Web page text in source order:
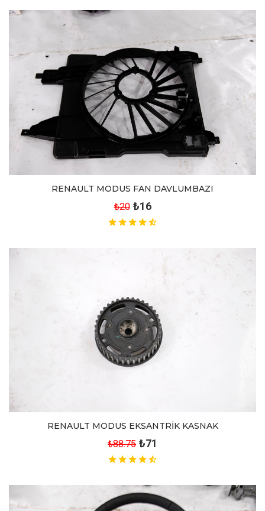
RENAULT MODUS FAN DAVLUMBAZI
₺20 ₺16
RENAULT MODUS EKSANTRİK KASNAK
₺88.75 ₺71